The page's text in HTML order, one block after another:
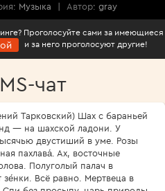
Музыка | Автор: gray
и за него проголосуют другие!
чат
— на шахской ладони. У
двустиший в уме. Розы
пахлава́. Ах, восточные
палач в
зе́нки. Всё равно. Мертвеца в